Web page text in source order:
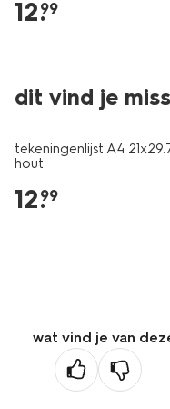
12.
99
dit vind je
tekeningenlijst A4
hout
12.
99
wat vind je van